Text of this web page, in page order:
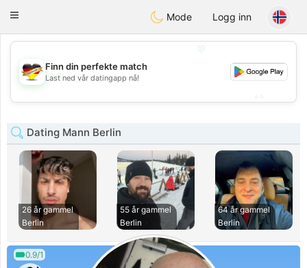
Deutsch Dating
Toggle
Mode Logg inn
💖
💕
Finn din perfekte match
Last ned vår datingapp nå!
Dating Mann Berlin
26 år gammel
Berlin
55 år gammel
Berlin
64 år gammel
Berlin
0.9/1